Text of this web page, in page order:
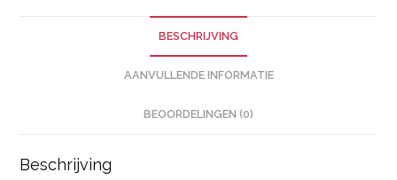
BESCHRIJVING
AANVULLENDE INFORMATIE
BEOORDELINGEN (0)
Beschrijving